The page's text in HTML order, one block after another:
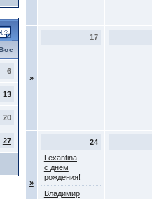
6
13
20
27
»
17
»
24
Lexantina,
с днем
рождения!
Владимир